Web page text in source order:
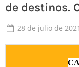
de destinos.
Posted
28 de julio de 2021